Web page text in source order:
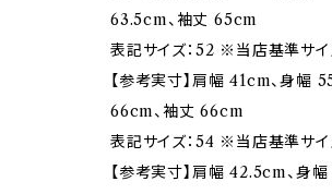
63.5cm、袖丈 65cm
表記サイズ：52 ※当店基準サイ
【参考実寸】肩幅 41cm、身幅
66cm、袖丈 66cm
表記サイズ：54 ※当店基準サイ
【参考実寸】肩幅 42.5cm、身